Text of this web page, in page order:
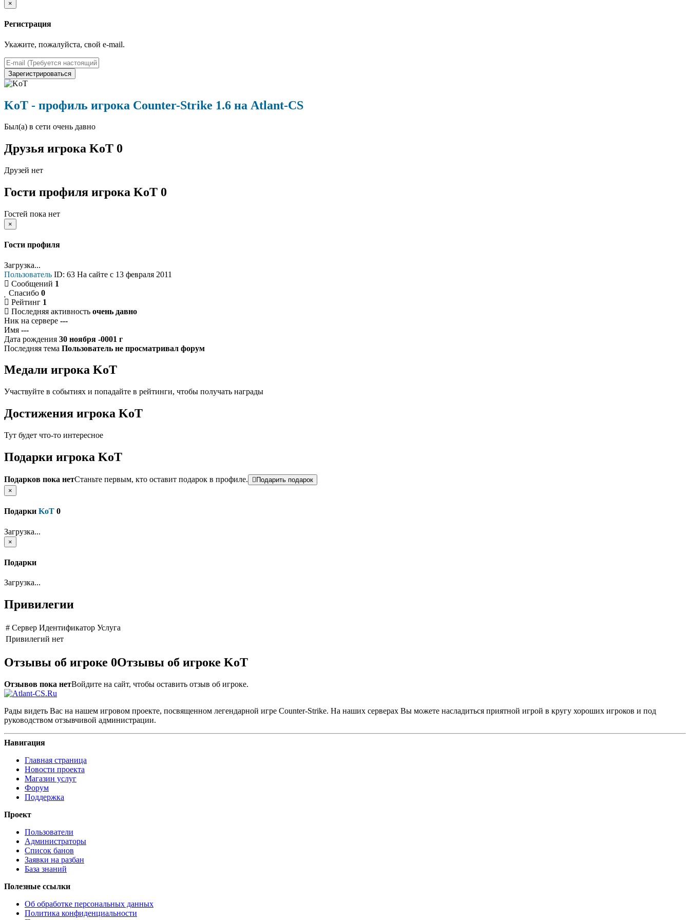
×
Регистрация
Укажите, пожалуйста, свой e-mail.
Зарегистрироваться
KoT - профиль игрока Counter-Strike 1.6 на Atlant-CS
Был(а) в сети очень давно
Друзья игрока KoT 0
Друзей нет
Гости профиля игрока KoT 0
Гостей пока нет
×
Гости профиля
Загрузка...
Пользователь ID: 63 На сайте с 13 февраля 2011
Сообщений 1
Спасибо 0
Рейтинг 1
Последняя активность очень давно
Ник на сервере ---
Имя ---
Дата рождения 30 ноября -0001 г
Последняя тема Пользователь не просматривал форум
Медали игрока KoT
Участвуйте в событиях и попадайте в рейтинги, чтобы получать награды
Достижения игрока KoT
Тут будет что-то интересное
Подарки игрока KoT
Подарков пока нетСтаньте первым, кто оставит подарок в профиле.
Подарить подарок
×
Подарки KoT 0
Загрузка...
×
Подарки
Загрузка...
Привилегии
# Сервер Идентификатор Услуга
Привилегий нет
Отзывы об игроке 0Отзывы об игроке KoT
Отзывов пока нетВойдите на сайт, чтобы оставить отзыв об игроке.
Рады видеть Вас на нашем игровом проекте, посвященном легендарной игре Counter-Strike. На наших серверах Вы можете насладиться приятной игрой в кругу хороших игроков и под
руководством отзывчивой администрации.
Навигация
Главная страница
Новости проекта
Магазин услуг
Форум
Поддержка
Проект
Пользователи
Администраторы
Список банов
Заявки на разбан
База знаний
Полезные ссылки
Об обработке персональных данных
Политика конфиденциальности